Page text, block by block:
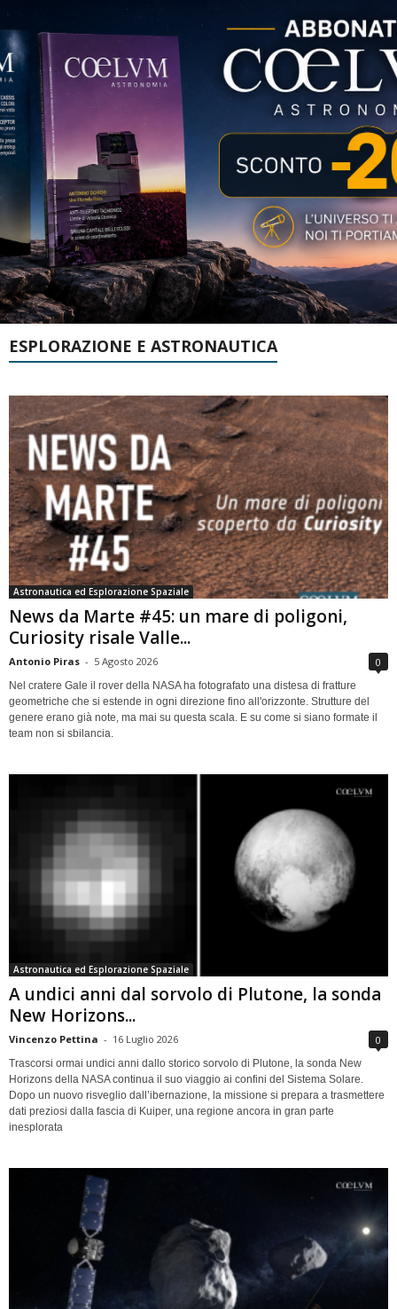
ESPLORAZIONE E ASTRONAUTICA
Astronautica ed Esplorazione Spaziale
News da Marte #45: un mare di poligoni,
Curiosity risale Valle...
Antonio Piras - 5 Agosto 2026 0
Nel cratere Gale il rover della NASA ha fotografato una distesa di fratture
geometriche che si estende in ogni direzione fino all'orizzonte. Strutture del
genere erano già note, ma mai su questa scala. E su come si siano formate il
team non si sbilancia.
Astronautica ed Esplorazione Spaziale
A undici anni dal sorvolo di Plutone, la sonda
New Horizons...
Vincenzo Pettina - 16 Luglio 2026 0
Trascorsi ormai undici anni dallo storico sorvolo di Plutone, la sonda New
Horizons della NASA continua il suo viaggio ai confini del Sistema Solare.
Dopo un nuovo risveglio dall’ibernazione, la missione si prepara a trasmettere
dati preziosi dalla fascia di Kuiper, una regione ancora in gran parte
inesplorata